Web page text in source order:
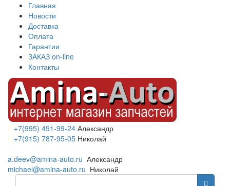
Главная
Новости
Доставка
Оплата
Гарантии
ЗАКАЗ on-line
Контакты
+7(995) 491-99-24 Александр
+7(915) 787-95-05 Николай
a.deev@amina-auto.ru Александр
michael@amina-auto.ru Николай